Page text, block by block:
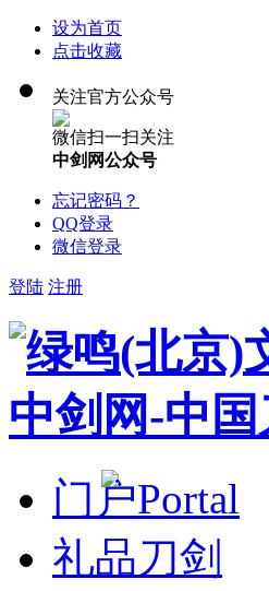
设为首页
点击收藏
关注官方公众号
微信扫一扫关注
中剑网公众号
忘记密码？
QQ登录
微信登录
登陆 注册
门户Portal
礼品刀剑